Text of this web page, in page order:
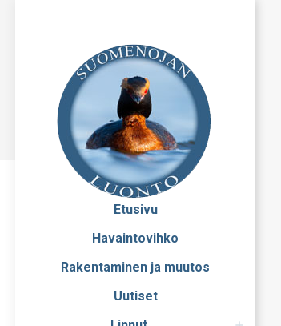
Etusivu
Havaintovihko
Rakentaminen ja muutos
Uutiset